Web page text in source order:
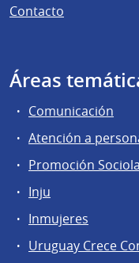
Contacto
Áreas
Comunicación
Atención a
Promoción
Inju
Inmujeres
Uruguay Crece